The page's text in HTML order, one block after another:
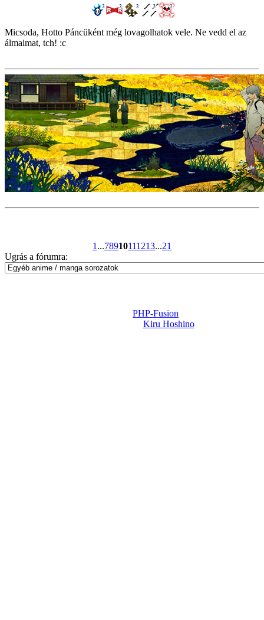
Micsoda, Hotto Páncüként még lovagolhatok vele. Ne vedd el az
álmaimat, tch! :c
1 ...78910111213...21
Ugrás a fórumra:
PHP-Fusion
Kiru Hoshino